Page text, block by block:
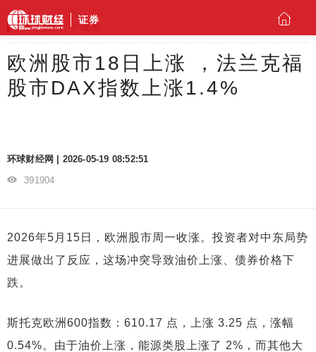
证券
环球财经 证券
欧洲股市18日上涨 ，法兰克福
股市DAX指数上涨1.4%
环球财经网 | 2026-05-19 08:52:51
391904
2026年5月15日，欧洲股市周一收涨。投资者对中东局势
进展做出了反应，这场冲突导致油价上涨、债券价格下
跌。
斯托克欧洲600指数：610.17 点，上涨 3.25 点，涨幅
0.54%。由于油价上涨，能源类股上涨了 2%，而其他大